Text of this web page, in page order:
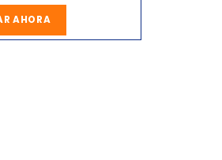
AHORA